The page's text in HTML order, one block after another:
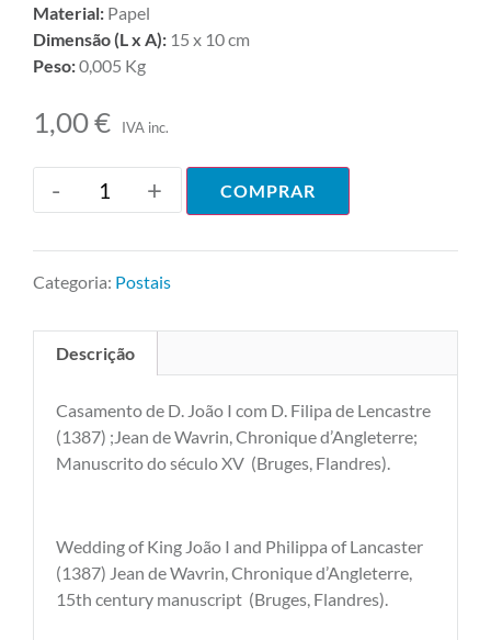
Material: Papel
Dimensão (L x A): 15 x 10 cm
Peso:0,005 Kg
1,00€ IVA inc.
- + COMPRAR
Categoria: Postais
Descrição
Casamento de D. João I com D. Filipa de Lencastre
(1387) ;Jean de Wavrin, Chronique d’Angleterre;
Manuscrito do século XV (Bruges, Flandres).
Wedding of King João I and Philippa of Lancaster
(1387) Jean de Wavrin, Chronique d’Angleterre,
15th century manuscript (Bruges, Flandres).